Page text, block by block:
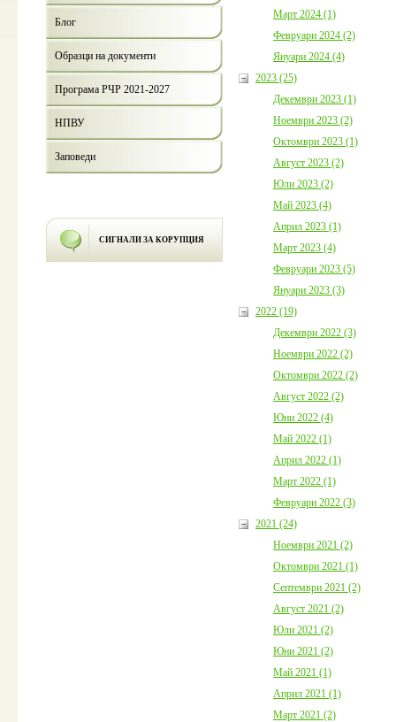
Блог
Образци на документи
Програма РЧР 2021-2027
НПВУ
Заповеди
СИГНАЛИ ЗА КОРУПЦИЯ
Март 2024 (1)
Февруари 2024 (2)
Януари 2024 (4)
2023 (25)
Декември 2023 (1)
Ноември 2023 (2)
Октомври 2023 (1)
Август 2023 (2)
Юли 2023 (2)
Май 2023 (4)
Април 2023 (1)
Март 2023 (4)
Февруари 2023 (5)
Януари 2023 (3)
2022 (19)
Декември 2022 (3)
Ноември 2022 (2)
Октомври 2022 (2)
Август 2022 (2)
Юни 2022 (4)
Май 2022 (1)
Април 2022 (1)
Март 2022 (1)
Февруари 2022 (3)
2021 (24)
Ноември 2021 (2)
Октомври 2021 (1)
Септември 2021 (2)
Август 2021 (2)
Юли 2021 (2)
Юни 2021 (2)
Май 2021 (1)
Април 2021 (1)
Март 2021 (2)